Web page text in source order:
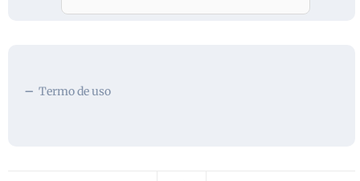
Termo de uso